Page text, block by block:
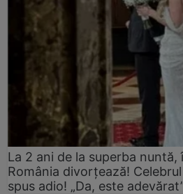
La 2 ani de la superba
România divorțează!
spus adio! „Da, este